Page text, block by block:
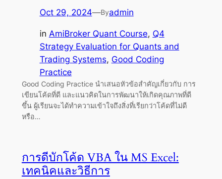
Oct 29, 2024—Byadmin
in AmiBroker Quant Course, Q4
Strategy Evaluation for Quants and
Trading Systems, Good Coding
Practice
Good Coding Practice นำเสนอหัวข้อสำคัญเกี่ยวกับ การ
เขียนโค้ดที่ดี และแนวคิดในการพัฒนาให้เกิดคุณภาพที่ดี
ขึ้น ผู้เรียนจะได้ทำความเข้าใจถึงสิ่งที่เรียกว่าโค้ดที่ไม่ดี
หรือ…
การดีบักโค้ด VBA ใน MS Excel:
เทคนิคและวิธีการ